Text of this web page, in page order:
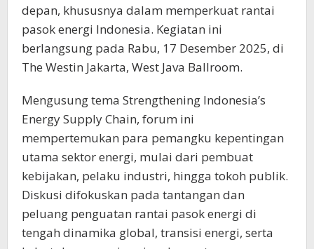
depan, khususnya dalam memperkuat rantai
pasok energi Indonesia. Kegiatan ini
berlangsung pada Rabu, 17 Desember 2025, di
The Westin Jakarta, West Java Ballroom.
Mengusung tema Strengthening Indonesia’s
Energy Supply Chain, forum ini
mempertemukan para pemangku kepentingan
utama sektor energi, mulai dari pembuat
kebijakan, pelaku industri, hingga tokoh publik.
Diskusi difokuskan pada tantangan dan
peluang penguatan rantai pasok energi di
tengah dinamika global, transisi energi, serta